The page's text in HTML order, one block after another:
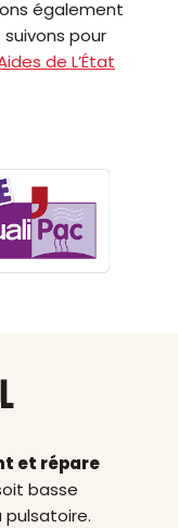
également
suivons pour
de L’État
et répare
basse